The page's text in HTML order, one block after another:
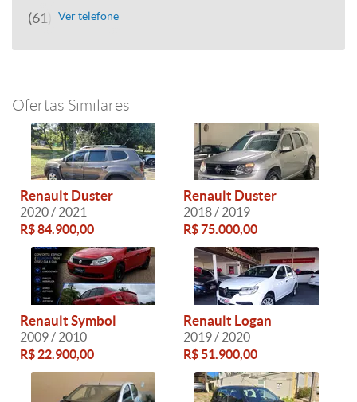
(61) 3961-9000
Ver telefone
Ofertas Similares
Renault Duster
2020 / 2021
R$ 84.900,00
Renault Duster
2018 / 2019
R$ 75.000,00
Renault Symbol
2009 / 2010
R$ 22.900,00
Renault Logan
2019 / 2020
R$ 51.900,00